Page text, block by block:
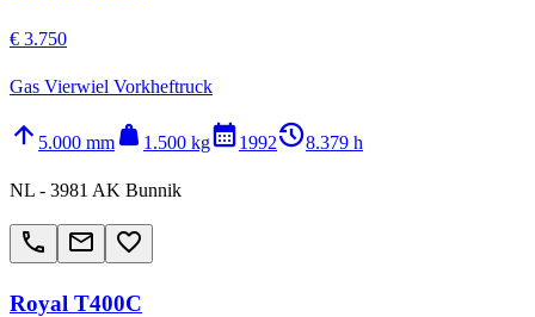
€ 3.750
Gas Vierwiel Vorkheftruck
arrow_upward 5.000 mm weight 1.500 kgcalendar_month1992history_28.379 h
NL - 3981 AK Bunnik
call email favorite_border
Royal T400C